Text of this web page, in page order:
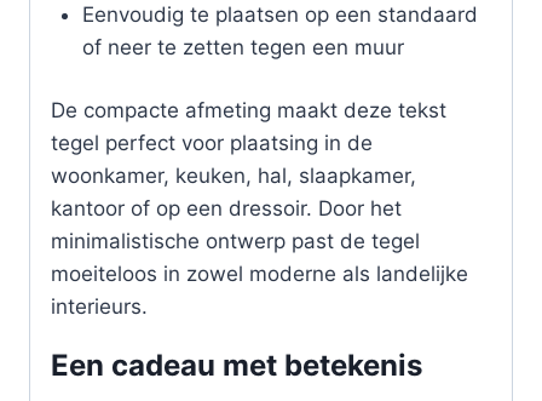
Eenvoudig te plaatsen op een standaard
of neer te zetten tegen een muur
De compacte afmeting maakt deze tekst
tegel perfect voor plaatsing in de
woonkamer, keuken, hal, slaapkamer,
kantoor of op een dressoir. Door het
minimalistische ontwerp past de tegel
moeiteloos in zowel moderne als landelijke
interieurs.
Een cadeau met betekenis